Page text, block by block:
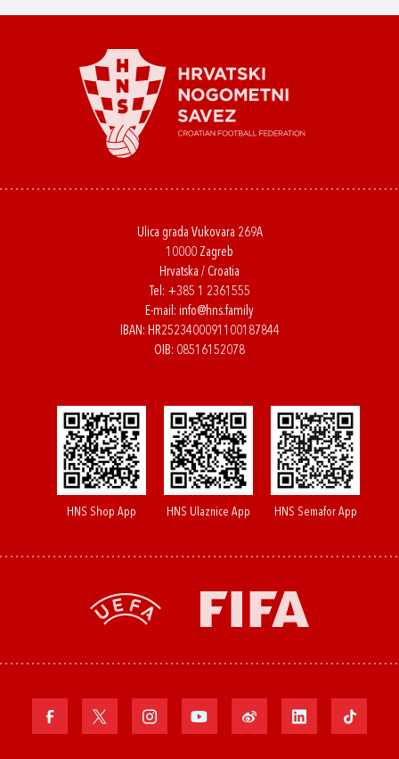
Ulica grada Vukovara 269A
10000 Zagreb
Hrvatska / Croatia
Tel: +385 1 2361555
E-mail: info@hns.family
IBAN: HR2523400091100187844
OIB: 08516152078
HNS Shop App HNS Ulaznice App HNS Semafor App